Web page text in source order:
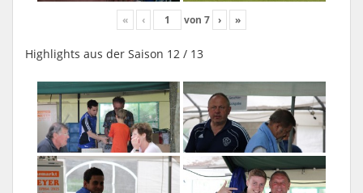
« ‹ von 7 › »
Highlights aus der Saison 12 / 13